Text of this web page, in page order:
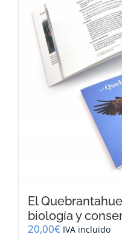
El
biología y
20,00€ IVA incluido